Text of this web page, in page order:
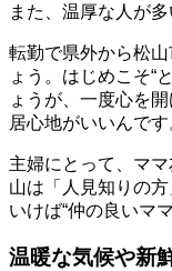
また、温厚な人が
転勤で県外から松
ょう。はじめこそ“
ょうが、一度心を
居心地がいいんです
主婦にとって、マ
山は「人見知りの
いけば“仲の良いマ
温暖な気候や新